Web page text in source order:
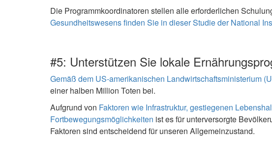
Die Programmkoordinatoren stellen alle erforderlichen
Gesundheitswesens finden Sie in dieser Studie der National
#5: Unterstützen Sie lokale
Gemäß dem US‑amerikanischen Landwirtschaftsministerium
einer halben Million Toten bei.
Aufgrund von Faktoren wie Infrastruktur, gestiegenen
Fortbewegungsmöglichkeiten ist es für unterversorgte
Faktoren sind entscheidend für unseren Allgemeinzustand.